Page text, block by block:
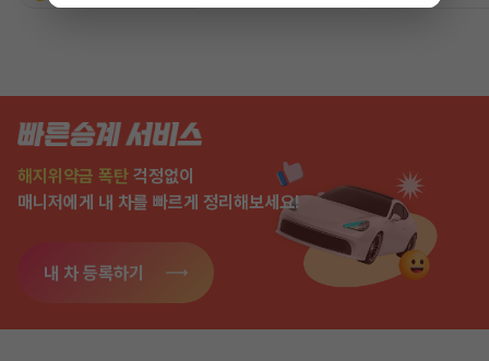
해지위약금 폭탄 걱정없이
매니저에게 내 차를 빠르게 정리해보세요!
내 차 등록하기